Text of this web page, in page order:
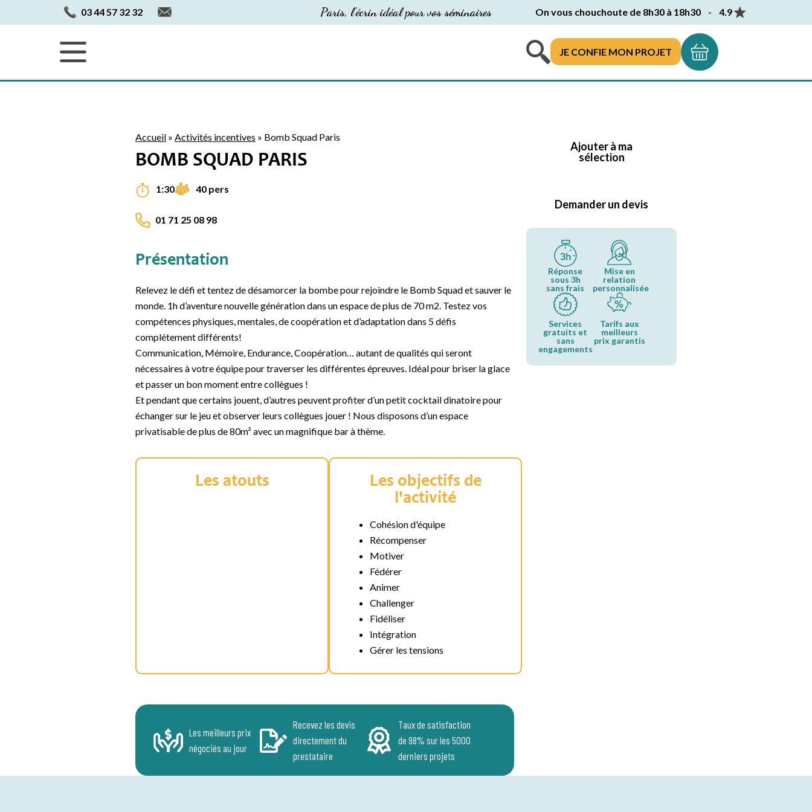
03 44 57 32 32 Paris, l'écrin idéal pour vos séminaires On vous chouchoute de 8h30 à 18h30 - 4.9
JE CONFIE MON PROJET
Accueil » Activités incentives » Bomb Squad Paris
BOMB SQUAD PARIS
1:30 40 pers
01 71 25 08 98
Présentation
Relevez le défi et tentez de désamorcer la bombe pour rejoindre le Bomb Squad et sauver le
monde. 1h d’aventure nouvelle génération dans un espace de plus de 70 m2. Testez vos
compétences physiques, mentales, de coopération et d’adaptation dans 5 défis
complétement différents!
Communication, Mémoire, Endurance, Coopération… autant de qualités qui seront
nécessaires à votre équipe pour traverser les différentes épreuves. Idéal pour briser la glace
et passer un bon moment entre collègues !
Et pendant que certains jouent, d’autres peuvent profiter d’un petit cocktail dinatoire pour
échanger sur le jeu et observer leurs collègues jouer ! Nous disposons d’un espace
privatisable de plus de 80m² avec un magnifique bar à thème.
Les atouts
Les objectifs de
l'activité
Cohésion d'équipe
Récompenser
Motiver
Fédérer
Animer
Challenger
Fidéliser
Intégration
Gérer les tensions
Les meilleurs prix
négociés au jour
Recevez les devis
directement du
prestataire
Taux de satisfaction
de 98% sur les 5000
derniers projets
Ajouter à ma
sélection
Demander un devis
Réponse
sous 3h
sans frais
Mise en
relation
personnalisée
Services
gratuits et
sans
engagements
Tarifs aux
meilleurs
prix garantis